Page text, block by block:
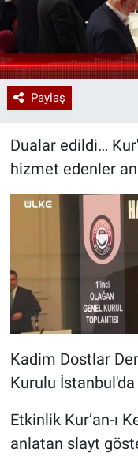
Paylaş
Dualar edildi…
hizmet edenler
Kadim Dostlar
Kurulu
Etkinlik Kur’an-ı
anlatan slayt
Teknoloji
Ramazan